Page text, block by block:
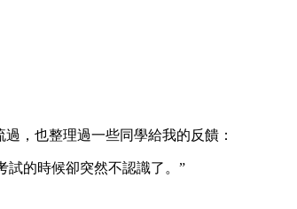
，也整理過一些同學給我的反饋：
試的時候卻突然不認識了。”